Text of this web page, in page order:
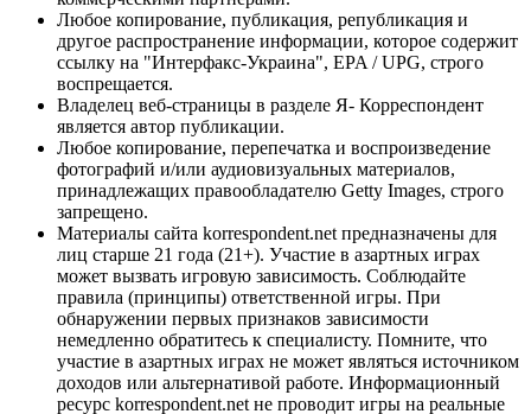
Любое копирование, публикация, републикация и
другое распространение информации, которое содержит
ссылку на "Интерфакс-Украина", EPA / UPG, строго
воспрещается.
Владелец веб-страницы в разделе Я- Корреспондент
является автор публикации.
Любое копирование, перепечатка и воспроизведение
фотографий и/или аудиовизуальных материалов,
принадлежащих правообладателю Getty Images, строго
запрещено.
Материалы сайта korrespondent.net предназначены для
лиц старше 21 года (21+). Участие в азартных играх
может вызвать игровую зависимость. Соблюдайте
правила (принципы) ответственной игры. При
обнаружении первых признаков зависимости
немедленно обратитесь к специалисту. Помните, что
участие в азартных играх не может являться источником
доходов или альтернативой работе. Информационный
ресурс korrespondent.net не проводит игры на реальные